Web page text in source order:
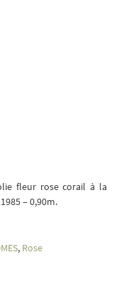
fleur rose corail à la
– 0,90m.
, Rose